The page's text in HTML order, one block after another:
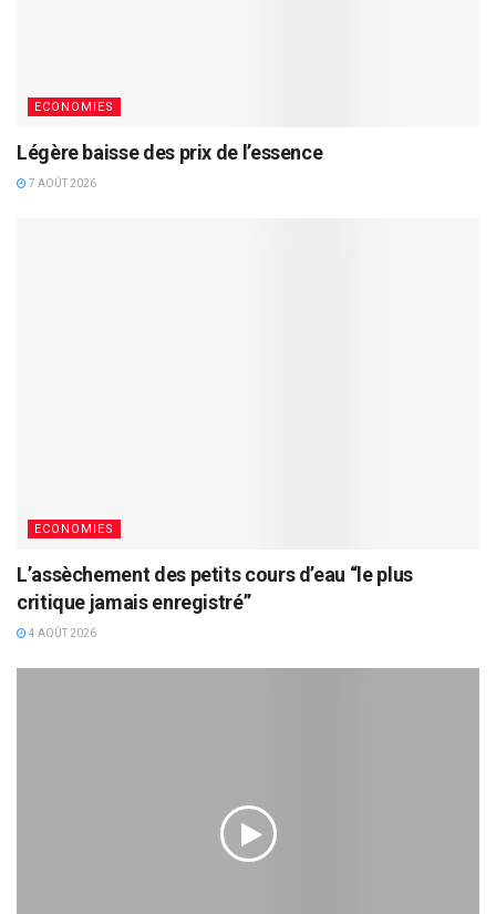
ECONOMIES
Légère baisse des prix de l’essence
7 AOÛT 2026
ECONOMIES
L’assèchement des petits cours d’eau “le plus
critique jamais enregistré”
4 AOÛT 2026